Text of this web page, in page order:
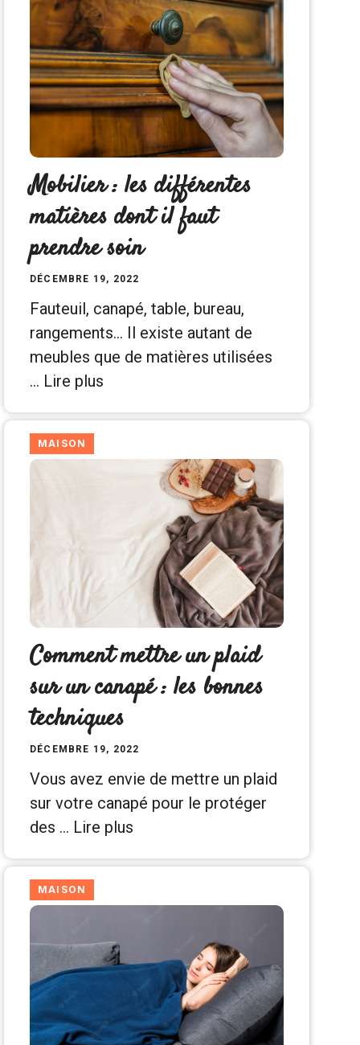
Mobilier : les différentes
matières dont il faut
prendre soin
DÉCEMBRE 19, 2022
Fauteuil, canapé, table, bureau,
rangements… Il existe autant de
meubles que de matières utilisées
… Lire plus
MAISON
Comment mettre un plaid
sur un canapé : les bonnes
techniques
DÉCEMBRE 19, 2022
Vous avez envie de mettre un plaid
sur votre canapé pour le protéger
des … Lire plus
MAISON